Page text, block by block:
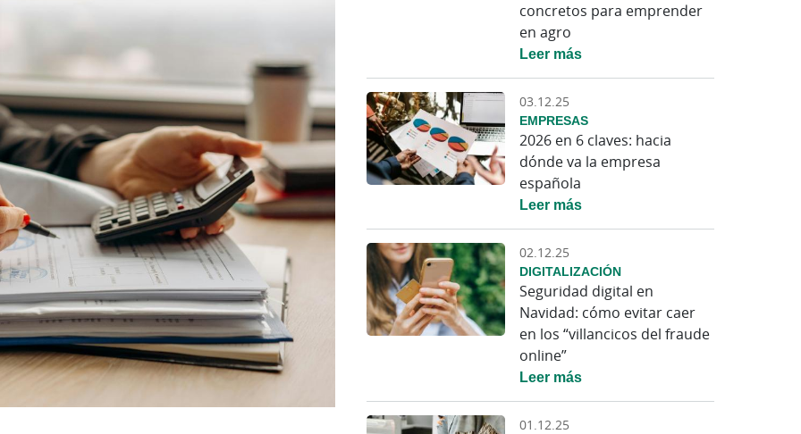
concretos para emprender
en agro
Leer más
03.12.25
EMPRESAS
2026 en 6 claves: hacia
dónde va la empresa
española
Leer más
02.12.25
DIGITALIZACIÓN
Seguridad digital en
Navidad: cómo evitar caer
en los “villancicos del fraude
online”
Leer más
01.12.25